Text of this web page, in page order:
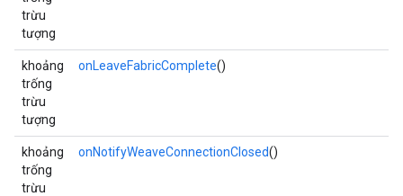
trừu
tượng
khoảng
trống
trừu
tượng
onLeaveFabricComplete()
khoảng
trống
trừu
onNotifyWeaveConnectionClosed()